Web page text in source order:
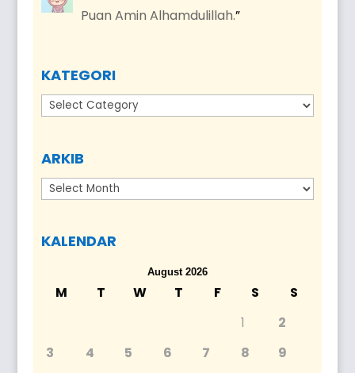
Puan Amin Alhamdulillah.”
KATEGORI
Kategori
ARKIB
Arkib
KALENDAR
August 2026
M T W T F S
S
1
2
3
4 5 6 7 8
9